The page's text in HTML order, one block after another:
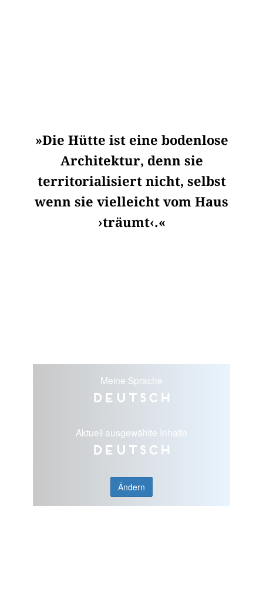
»Die Hütte ist eine bodenlose
Architektur, denn sie
territorialisiert nicht, selbst
wenn sie vielleicht vom Haus
›träumt‹.«
Meine Sprache
Deutsch
Aktuell ausgewählte Inhalte
Deutsch
Ändern